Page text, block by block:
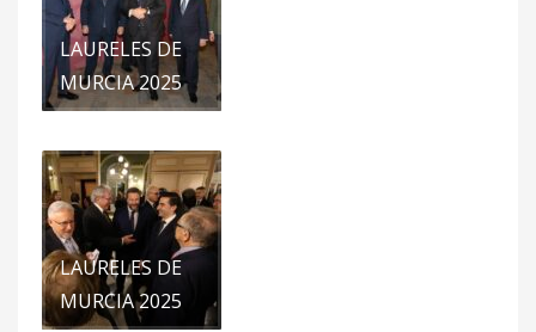
LAURELES DE
MURCIA 2025
LAURELES DE
MURCIA 2025